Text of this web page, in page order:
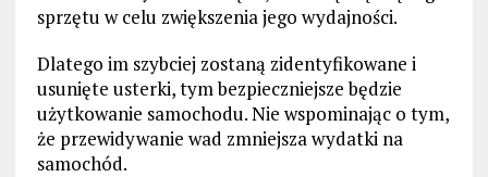
sprzętu w celu zwiększenia jego wydajności.
Dlatego im szybciej zostaną zidentyfikowane i
usunięte usterki, tym bezpieczniejsze będzie
użytkowanie samochodu. Nie wspominając o tym,
że przewidywanie wad zmniejsza wydatki na
samochód.